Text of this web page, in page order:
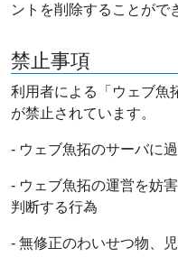
ントを削除することがで
禁止事項
利用者による「ウェブ魚
が禁止されています。
- ウェブ魚拓のサーバに
- ウェブ魚拓の運営を妨
判断する行為
- 無修正のわいせつ物、